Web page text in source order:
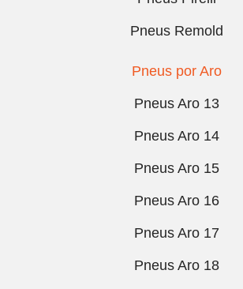
Pneus Remold
Pneus por Aro
Pneus Aro 13
Pneus Aro 14
Pneus Aro 15
Pneus Aro 16
Pneus Aro 17
Pneus Aro 18